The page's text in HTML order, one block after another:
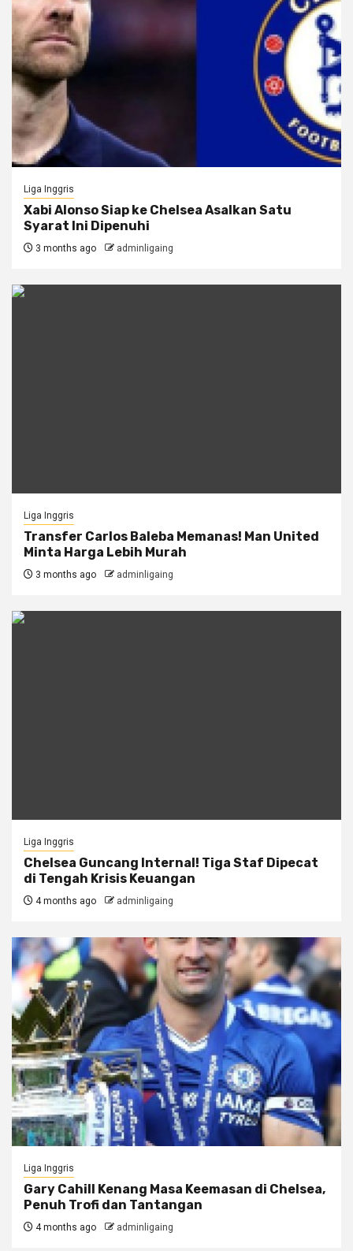
Liga Inggris
Xabi Alonso Siap ke Chelsea Asalkan Satu
Syarat Ini Dipenuhi
3 months ago adminligaing
Liga Inggris
Transfer Carlos Baleba Memanas! Man United
Minta Harga Lebih Murah
3 months ago adminligaing
Liga Inggris
Chelsea Guncang Internal! Tiga Staf Dipecat
di Tengah Krisis Keuangan
4 months ago adminligaing
Liga Inggris
Gary Cahill Kenang Masa Keemasan di Chelsea,
Penuh Trofi dan Tantangan
4 months ago adminligaing